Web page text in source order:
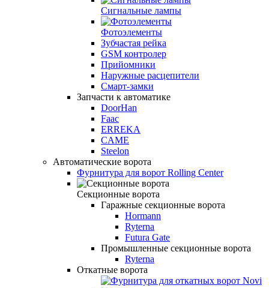
Сигнальные лампы
Фотоэлементы
Зубчастая рейка
GSM контролер
Прийомники
Наружные расцепители
Смарт-замки
Запчасти к автоматике
DoorHan
Faac
ERREKA
CAME
Steelon
Автоматические ворота
Фурнитура для ворот Rolling Center
Секционные ворота
Гаражные секционные ворота
Hormann
Ryterna
Futura Gate
Промышленные секционные ворота
Ryterna
Откатные ворота